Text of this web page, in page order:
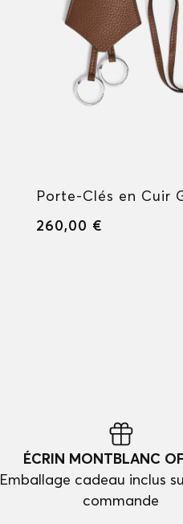
Porte-Clés en Cuir
260,00 €
ÉCRIN MONTBLANC
Emballage cadeau inclus
commande